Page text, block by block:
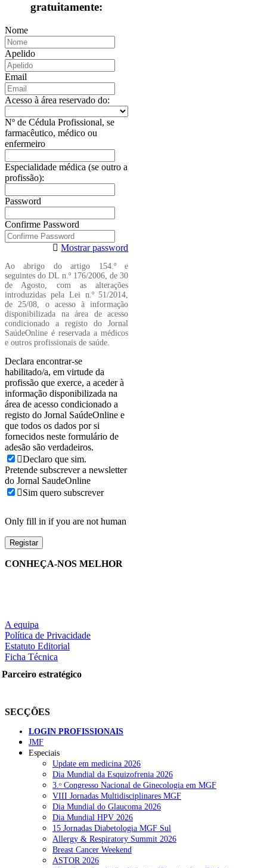
gratuitamente:
Nome
Apelido
Email
Acesso à área reservado do:
Nº de Cédula Profissional, se
farmacêutico, médico ou
enfermeiro
Especialidade médica (se outro a
profissão):
Password
Confirme Password
Mostrar password
Ao abrigo do artigo 154.º e
seguintes do DL n.º 176/2006, de 30
de Agosto, com as alterações
introduzidas pela Lei n.º 51/2014,
de 25/08, o acesso à informação
disponibilizada na área de acesso
condicionado a registo do Jornal
SaúdeOnline é reservada a médicos
e outros profissionais de saúde.
Declara encontrar-se
habilitado/a, em virtude da
profissão que exerce, a aceder à
informação disponibilizada na
área de acesso condicionado a
registo do Jornal SaúdeOnline e
que todos os dados por si
fornecidos neste formulário de
adesão são verdadeiros.
Declaro que sim.
Pretende subscrever a newsletter
do Jornal SaudeOnline
Sim quero subscrever
Only fill in if you are not human
CONHEÇA-NOS MELHOR
A equipa
Política de Privacidade
Estatuto Editorial
Ficha Técnica
Parceiro estratégico
SECÇÕES
LOGIN PROFISSIONAIS
JMF
Especiais
Update em medicina 2026
Dia Mundial da Esquizofrenia 2026
3.ᵒ Congresso Nacional de Ginecologia em MGF
VIII Jornadas Multidisciplinares MGF
Dia Mundial do Glaucoma 2026
Dia Mundial HPV 2026
15 Jornadas Diabetologia MGF Sul
Allergy & Respiratory Summit 2026
Breast Cancer Weekend
ASTOR 2026